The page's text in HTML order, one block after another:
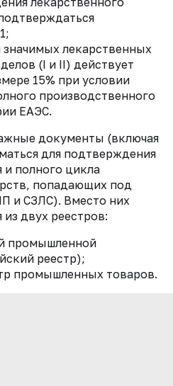
значимых лекарственных
(I и II) действует
15% при условии
производственного
ЕАЭС.
документы (включая
для подтверждения
полного цикла
попадающих под
и СЗЛС). Вместо них
из двух реестров:
промышленной
реестр);
промышленных товаров.